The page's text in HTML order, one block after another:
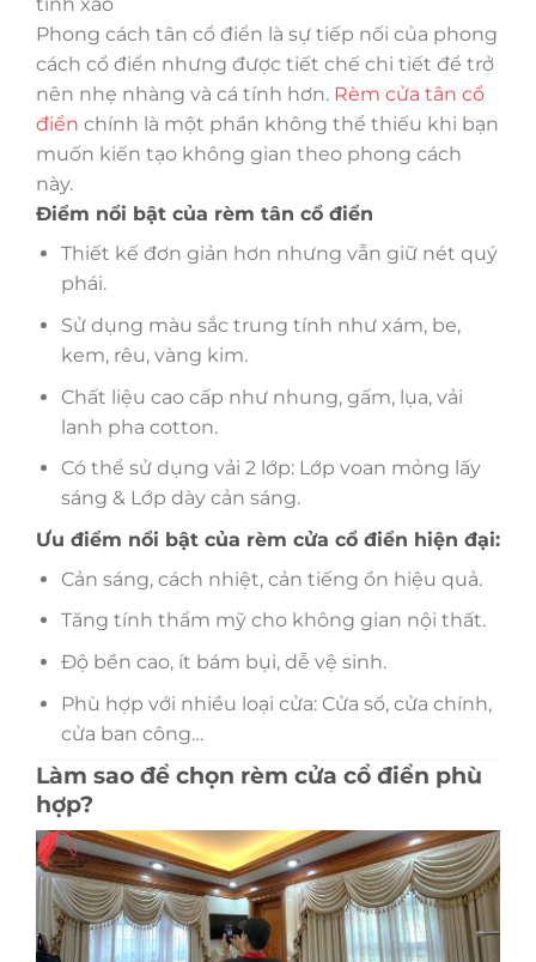
tinh xảo
Phong cách tân cổ điển là sự tiếp nối của phong
cách cổ điển nhưng được tiết chế chi tiết để trở
nên nhẹ nhàng và cá tính hơn. Rèm cửa tân cổ
điển chính là một phần không thể thiếu khi bạn
muốn kiến tạo không gian theo phong cách
này.
Điểm nổi bật của rèm tân cổ điển
Thiết kế đơn giản hơn nhưng vẫn giữ nét quý
phái.
Sử dụng màu sắc trung tính như xám, be,
kem, rêu, vàng kim.
Chất liệu cao cấp như nhung, gấm, lụa, vải
lanh pha cotton.
Có thể sử dụng vải 2 lớp: Lớp voan mỏng lấy
sáng & Lớp dày cản sáng.
Ưu điểm nổi bật của rèm cửa cổ điển hiện đại:
Cản sáng, cách nhiệt, cản tiếng ồn hiệu quả.
Tăng tính thẩm mỹ cho không gian nội thất.
Độ bền cao, ít bám bụi, dễ vệ sinh.
Phù hợp với nhiều loại cửa: Cửa sổ, cửa chính,
cửa ban công…
Làm sao để chọn rèm cửa cổ điển phù
hợp?